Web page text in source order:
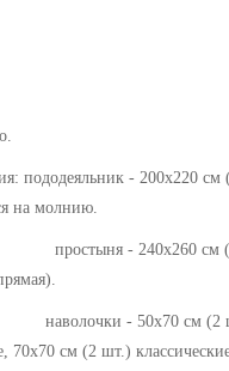
пододеяльник - 200х220 см
на молнию.
- 240х260 см (1
- 50х70 см (2
70х70 см (2 шт.)